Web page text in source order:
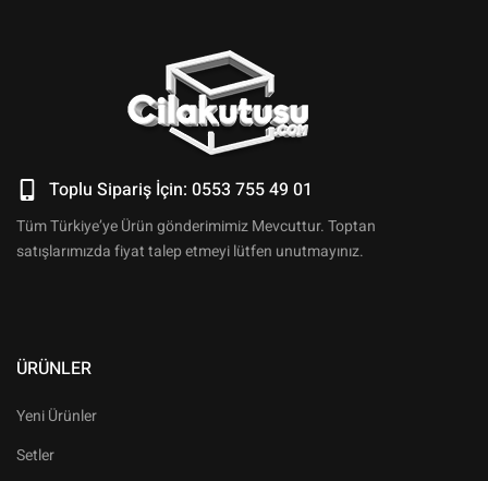
Toplu Sipariş İçin: 0553 755 49 01
Tüm Türkiye’ye Ürün gönderimimiz Mevcuttur. Toptan
satışlarımızda fiyat talep etmeyi lütfen unutmayınız.
ÜRÜNLER
Yeni Ürünler
Setler